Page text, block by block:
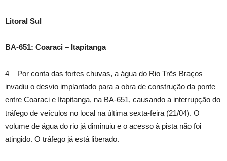
Litoral Sul
BA-651: Coaraci – Itapitanga
4 – Por conta das fortes chuvas, a água do Rio Três Braços
invadiu o desvio implantado para a obra de construção da ponte
entre Coaraci e Itapitanga, na BA-651, causando a interrupção do
tráfego de veículos no local na última sexta-feira (21/04). O
volume de água do rio já diminuiu e o acesso à pista não foi
atingido. O tráfego já está liberado.